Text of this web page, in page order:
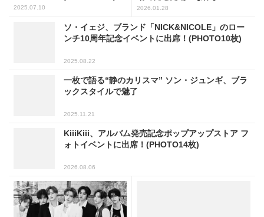
2025.07.10 2026.01.28
ソ・イェジ、ブランド「NICK&NICOLE」のロー
ンチ10周年記念イベントに出席！(PHOTO10枚)
2025.08.22
一枚で語る“静のカリスマ” ソン・ジュンギ、ブラ
ックスタイルで魅了
2025.11.21
KiiiKiii、アルバム発売記念ポップアップストア フ
ォトイベントに出席！(PHOTO14枚)
2026.08.06